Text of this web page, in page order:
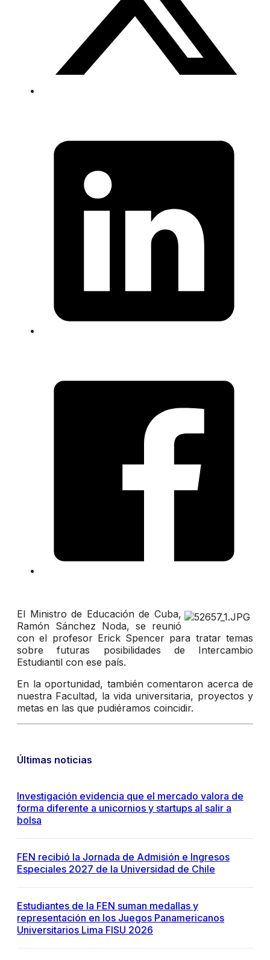
El Ministro de Educación de Cuba,
Ramón Sánchez Noda, se reunió
con el profesor Erick Spencer para tratar temas
sobre futuras posibilidades de Intercambio
Estudiantil con ese país.
En la oportunidad, también comentaron acerca de
nuestra Facultad, la vida universitaria, proyectos y
metas en las que pudiéramos coincidir.
Últimas noticias
Investigación evidencia que el mercado valora de
forma diferente a unicornios y startups al salir a
bolsa
FEN recibió la Jornada de Admisión e Ingresos
Especiales 2027 de la Universidad de Chile
Estudiantes de la FEN suman medallas y
representación en los Juegos Panamericanos
Universitarios Lima FISU 2026